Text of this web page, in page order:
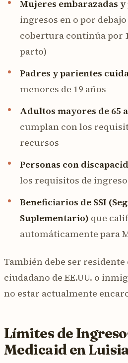
Mujeres embarazadas
ingresos en o por debajo
cobertura continúa por
parto)
Padres y parientes
menores de 19 años
Adultos mayores de 65
cumplan con los
recursos
Personas con
los requisitos de
Beneficiarios de SSI
Suplementario) que
automáticamente para
También debe ser residente
ciudadano de EE.UU. o
no estar actualmente
Límites de
Medicaid en